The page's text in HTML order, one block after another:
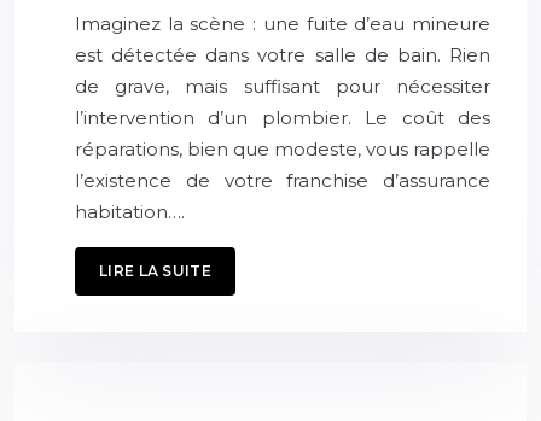
Imaginez la scène : une fuite d’eau mineure
est détectée dans votre salle de bain. Rien
de grave, mais suffisant pour nécessiter
l’intervention d’un plombier. Le coût des
réparations, bien que modeste, vous rappelle
l’existence de votre franchise d’assurance
habitation….
LIRE LA SUITE